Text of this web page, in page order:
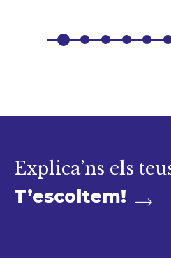
Explica’ns els
T’escoltem!